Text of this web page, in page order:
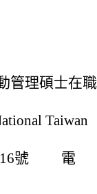
管理碩士在職
Taiwan
段16號 電